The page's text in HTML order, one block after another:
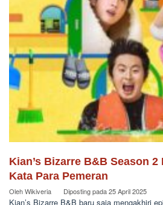
Kian’s Bizarre B&B Season
Kata Para Pemeran
OlehWikiveria Diposting pada25 April 2025
Kian’s Bizarre B&B baru saja mengakhiri